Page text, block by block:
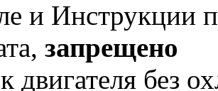
и Инструкции
запрещено
двигателя без